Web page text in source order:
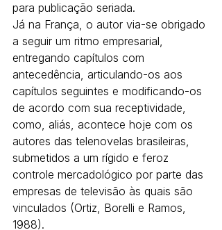
para publicação seriada.
Já na França, o autor via-se obrigado
a seguir um ritmo empresarial,
entregando capítulos com
antecedência, articulando-os aos
capítulos seguintes e modificando-os
de acordo com sua receptividade,
como, aliás, acontece hoje com os
autores das telenovelas brasileiras,
submetidos a um rígido e feroz
controle mercadológico por parte das
empresas de televisão às quais são
vinculados (Ortiz, Borelli e Ramos,
1988).